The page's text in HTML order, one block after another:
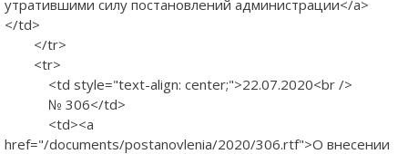
утратившими силу постановлений администрации</a>
</td>
</tr>
<tr>
<td style="text-align: center;">22.07.2020<br />
№ 306</td>
<td><a
href="/documents/postanovlenia/2020/306.rtf">О внесении